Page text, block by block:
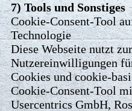
7) Tools und Sonstiges
Cookie-Consent-Tool
Technologie
Diese Webseite nutzt
Nutzereinwilligungen
Cookies und cookie-
Cookie-Consent-Tool
Usercentrics GmbH,